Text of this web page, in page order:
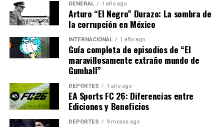
comunicación con los clientes.”
Por su parte, Juan Pérez, especialista en comercio
electrónico, señala que“la integración de WhatsApp
en las estrategias de negocio no solo mejora la
eficiencia operativa, sino que también puede
aumentar significativamente las tasas de conversión
y retención de clientes.”
Mirando hacia el futuro
GENERAL 1 año ago
Arturo “El Negro” Durazo: La sombra de
la corrupción en México
INTERNACIONAL 1 año ago
Guía completa de episodios de “El
maravillosamente extraño mundo de
Gumball”
DEPORTES 1 año ago
EA Sports FC 26: Diferencias entre
Ediciones y Beneficios
DEPORTES 9 meses ago